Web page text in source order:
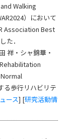
Walking
）において
Association Best
た．
祥・シャ錦華・
る歩行リハビリテ
ース] [研究活動情